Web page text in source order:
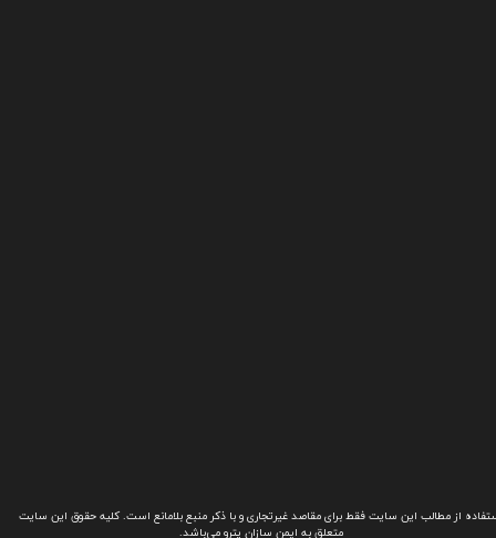
از مطالب این سایت فقط برای مقاصد غیرتجاری و با ذکر منبع بلامانع است. کلیه حقوق این سایت
متعلق به ایمن سازان پترو می‌باشد.